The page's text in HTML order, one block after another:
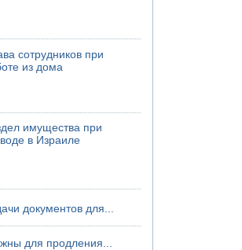
сотрудников при
из дома
имущества при
в Израиле
документов для...
для продления...